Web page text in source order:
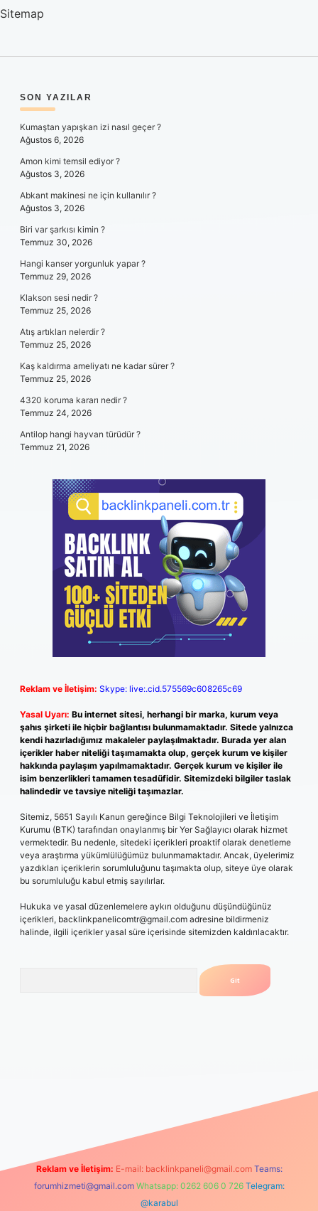
Sitemap
SIDEBAR
SON YAZILAR
Kumaştan yapışkan izi nasıl geçer ?
Ağustos 6, 2026
Amon kimi temsil ediyor ?
Ağustos 3, 2026
Abkant makinesi ne için kullanılır ?
Ağustos 3, 2026
Biri var şarkısı kimin ?
Temmuz 30, 2026
Hangi kanser yorgunluk yapar ?
Temmuz 29, 2026
Klakson sesi nedir ?
Temmuz 25, 2026
Atış artıkları nelerdir ?
Temmuz 25, 2026
Kaş kaldırma ameliyatı ne kadar sürer ?
Temmuz 25, 2026
4320 koruma kararı nedir ?
Temmuz 24, 2026
Antilop hangi hayvan türüdür ?
Temmuz 21, 2026
Reklam ve İletişim: Skype: live:.cid.575569c608265c69
Yasal Uyarı: Bu internet sitesi, herhangi bir marka, kurum veya
şahıs şirketi ile hiçbir bağlantısı bulunmamaktadır. Sitede yalnızca
kendi hazırladığımız makaleler paylaşılmaktadır. Burada yer alan
içerikler haber niteliği taşımamakta olup, gerçek kurum ve kişiler
hakkında paylaşım yapılmamaktadır. Gerçek kurum ve kişiler ile
isim benzerlikleri tamamen tesadüfidir. Sitemizdeki bilgiler taslak
halindedir ve tavsiye niteliği taşımazlar.
Sitemiz, 5651 Sayılı Kanun gereğince Bilgi Teknolojileri ve İletişim
Kurumu (BTK) tarafından onaylanmış bir Yer Sağlayıcı olarak hizmet
vermektedir. Bu nedenle, sitedeki içerikleri proaktif olarak denetleme
veya araştırma yükümlülüğümüz bulunmamaktadır. Ancak, üyelerimiz
yazdıkları içeriklerin sorumluluğunu taşımakta olup, siteye üye olarak
bu sorumluluğu kabul etmiş sayılırlar.
Hukuka ve yasal düzenlemelere aykırı olduğunu düşündüğünüz
içerikleri, backlinkpanelicomtr@gmail.com adresine bildirmeniz
halinde, ilgili içerikler yasal süre içerisinde sitemizden kaldırılacaktır.
Reklam ve İletişim: E-mail: backlinkpaneli@gmail.com Teams:
forumhizmeti@gmail.com Whatsapp: 0262 606 0 726 Telegram:
@karabul